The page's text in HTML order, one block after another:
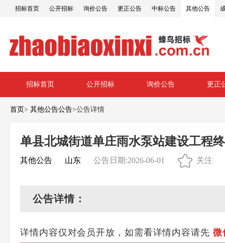
招标首页 公开招标 询价公告 更正公告 中标公告 其他公告
招标首页 公开招标 询价公告 更正
首页> 其他公告公告>公告详情
单县北城街道单庄雨水泵站建设工程
其他公告 山东 公告日期:2026-06-01 关注
公告详情：
详情内容仅对会员开放，如需看详情内容请先 微